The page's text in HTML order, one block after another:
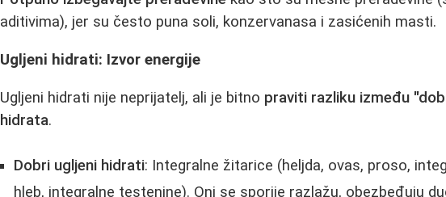
aditivima), jer su često puna soli, konzervanasa i zasićenih masti.
Ugljeni hidrati: Izvor energije
Ugljeni hidrati nije neprijatelj, ali je bitno praviti razliku između
hidrata.
Dobri ugljeni hidrati: Integralne žitarice (heljda, ovas, proso,
hleb, integralne testenine). Oni se sporije razlažu, obezbeđuju